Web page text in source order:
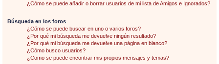
¿Cómo se puede añadir o borrar usuarios de mi lista de Amigos e Ignorados?
Búsqueda en los foros
¿Cómo se puede buscar en uno o varios foros?
¿Por qué mi búsqueda me devuelve ningún resultado?
¿Por qué mi búsqueda me devuelve una página en blanco?
¿Cómo busco usuarios?
¿Como se puede encontrar mis propios mensajes y temas?